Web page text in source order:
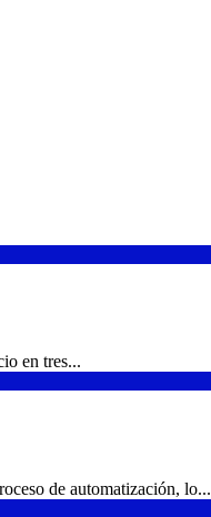
en tres...
de automatización, lo...